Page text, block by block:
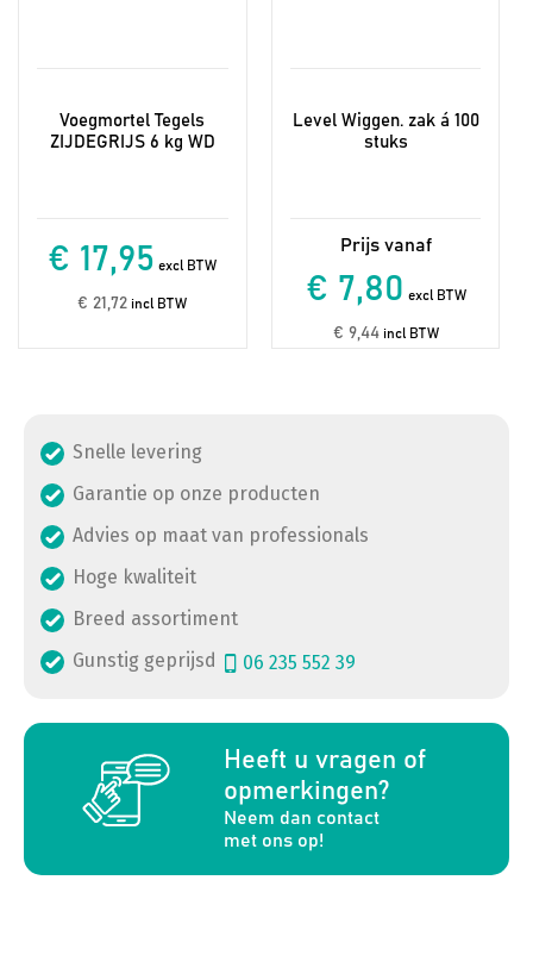
Voegmortel Tegels
ZIJDEGRIJS 6 kg WD
€ 17,95 excl BTW
€ 21,72 incl BTW
Level Wiggen. zak á 100
stuks
€ 7,80 excl BTW
€ 9,44incl BTW
Snelle levering
Garantie op onze producten
Advies op maat van professionals
Hoge kwaliteit
Breed assortiment
Gunstig geprijsd
06 235 552 39
Heeft u vragen of
opmerkingen?
Neem dan contact
met ons op!
a